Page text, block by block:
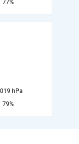
77%
hPa
79%